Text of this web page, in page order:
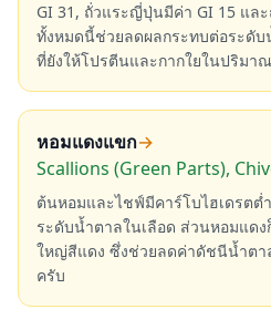
GI 31, ถั่วแระญี่ปุ่นมีค่า GI 15 แล
ทั้งหมดนี้ช่วยลดผลกระทบต่อระดั
ที่ยังให้โปรตีนและกากใยในปริมา
หอมแดงแขก→
Scallions (Green Parts),
ต้นหอมและไชฟ์มีคาร์โบไฮเดรตต่
ระดับน้ำตาลในเลือด ส่วนหอมแด
ใหญ่สีแดง ซึ่งช่วยลดค่าดัชนีน้ำตา
ครับ